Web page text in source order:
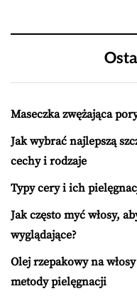
Maseczka zwężająca
Jak wybrać najlepszą
cechy i rodzaje
Typy cery i ich
Jak często myć włosy,
wyglądające?
Olej rzepakowy na
metody pielęgnacji